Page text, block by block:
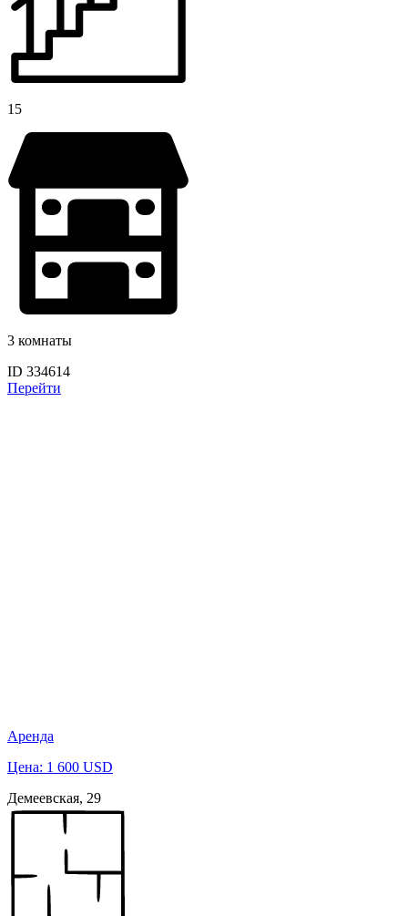
15
3 комнаты
ID 334614
Перейти
Аренда
Цена: 1 600 USD
Демеевская, 29